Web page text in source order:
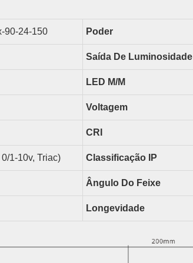
90-24-150 Poder
Saída De Luminosidade
LED M/m
Voltagem
CRI
1-10v, Triac) Classificação IP
Ângulo Do Feixe
Longevidade